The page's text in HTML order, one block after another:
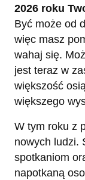
2026 roku
Być może od
więc masz
wahaj się.
jest teraz w
większość
większego
W tym roku z
nowych ludzi.
spotkaniom
napotkaną